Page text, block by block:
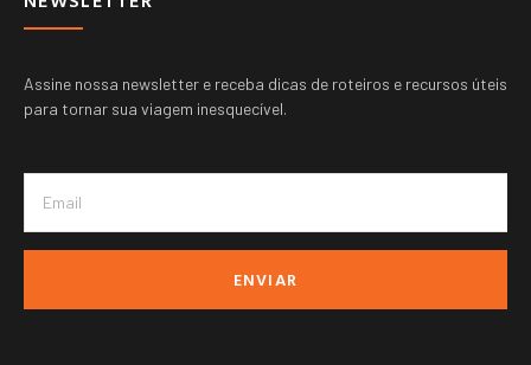
Assine nossa newsletter e receba dicas de roteiros e recursos úteis
para tornar sua viagem inesquecível.
ENVIAR